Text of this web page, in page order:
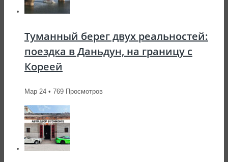
Туманный берег двух реальностей:
поездка в Даньдун, на границу с
Кореей
Мар 24 • 769 Просмотров